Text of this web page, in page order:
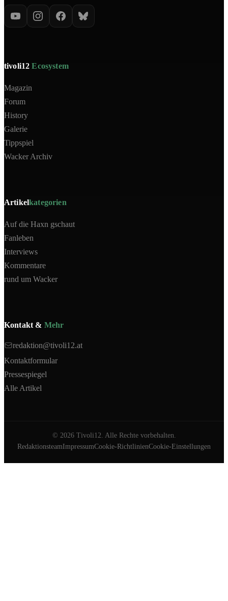
tivoli12Ecosystem
Magazin
Forum
History
Galerie
Tippspiel
Wacker Archiv
Artikelkategorien
Auf die Haxn gschaut
Fanleben
Interviews
Kommentare
rund um Wacker
Kontakt & Mehr
redaktion@tivoli12.at
Kontaktformular
Pressespiegel
Alle Artikel
© 2026Tivoli12. Alle Rechte vorbehalten.
RedaktionsteamImpressumCookie-RichtlinienCookie-Einstellungen